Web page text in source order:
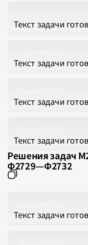
Текст задачи
Текст задачи
Текст задачи
Текст задачи
Решения задач
Ф2729‍—‍Ф2732
Текст задачи